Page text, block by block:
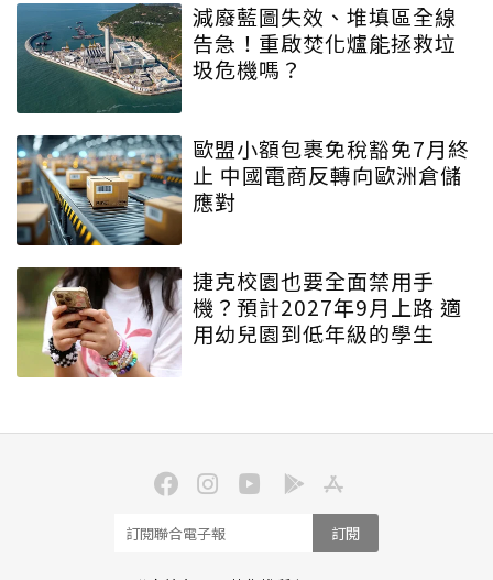
減廢藍圖失效、堆填區全線
告急！重啟焚化爐能拯救垃
圾危機嗎？
歐盟小額包裹免稅豁免7月終
止 中國電商反轉向歐洲倉儲
應對
捷克校園也要全面禁用手
機？預計2027年9月上路 適
用幼兒園到低年級的學生
訂閱